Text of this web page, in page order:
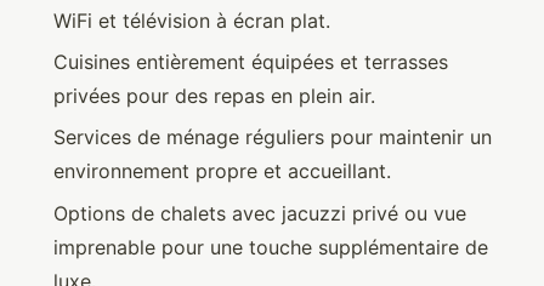
WiFi et télévision à écran plat.
Cuisines entièrement équipées et terrasses
privées pour des repas en plein air.
Services de ménage réguliers pour maintenir un
environnement propre et accueillant.
Options de chalets avec jacuzzi privé ou vue
imprenable pour une touche supplémentaire de
luxe.